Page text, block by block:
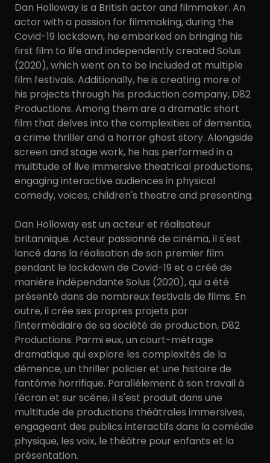
Dan Holloway is a British actor and filmmaker. An
actor with a passion for filmmaking, during the
Covid-19 lockdown, he embarked on bringing his
first film to life and independently created Solus
(2020), which went on to be included at multiple
film festivals. Additionally, he is creating more of
his projects through his production company, D82
Productions. Among them are a dramatic short
film that delves into the complexities of dementia,
a crime thriller and a horror ghost story. Alongside
screen and stage work, he has performed in a
multitude of live immersive theatrical productions,
engaging interactive audiences in physical
comedy, voices, children's theatre and presenting.
Dan Holloway est un acteur et réalisateur
britannique. Acteur passionné de cinéma, il s'est
lancé dans la réalisation de son premier film
pendant le lockdown de Covid-19 et a créé de
manière indépendante Solus (2020), qui a été
présenté dans de nombreux festivals de films. En
outre, il crée ses propres projets par
l'intermédiaire de sa société de production, D82
Productions. Parmi eux, un court-métrage
dramatique qui explore les complexités de la
démence, un thriller policier et une histoire de
fantôme horrifique. Parallèlement à son travail à
l'écran et sur scène, il s'est produit dans une
multitude de productions théâtrales immersives,
engageant des publics interactifs dans la comédie
physique, les voix, le théâtre pour enfants et la
présentation.